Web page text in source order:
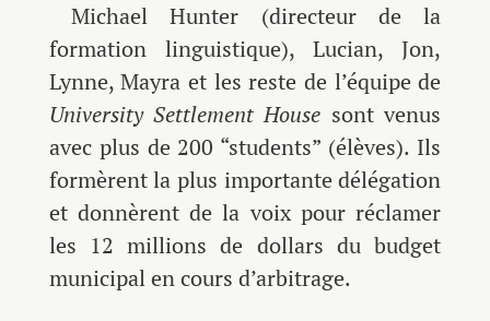
Michael Hunter (directeur de la
formation linguistique), Lucian, Jon,
Lynne, Mayra et les reste de l’équipe de
University Settlement House sont venus
avec plus de 200 “students” (élèves). Ils
formèrent la plus importante délégation
et donnèrent de la voix pour réclamer
les 12 millions de dollars du budget
municipal en cours d’arbitrage.